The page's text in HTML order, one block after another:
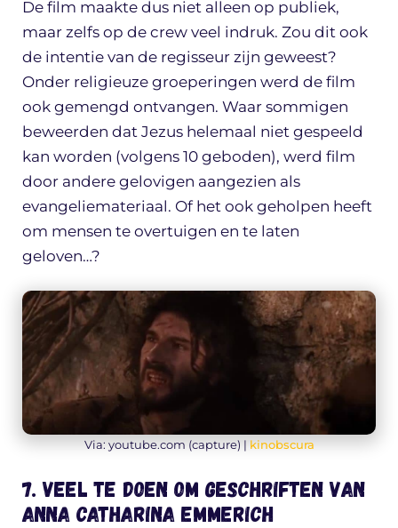
De film maakte dus niet alleen op publiek,
maar zelfs op de crew veel indruk. Zou dit ook
de intentie van de regisseur zijn geweest?
Onder religieuze groeperingen werd de film
ook gemengd ontvangen. Waar sommigen
beweerden dat Jezus helemaal niet gespeeld
kan worden (volgens 10 geboden), werd film
door andere gelovigen aangezien als
evangeliemateriaal. Of het ook geholpen heeft
om mensen te overtuigen en te laten
geloven…?
Via: youtube.com (capture) | kinobscura
7. Veel te doen om geschriften van
Anna Catharina Emmerich